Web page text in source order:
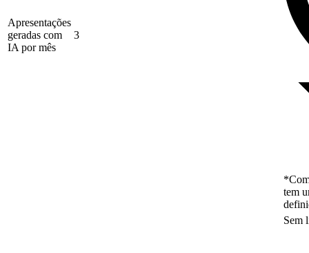
Apresentações
geradas com
IA por mês
3
tem
Sem